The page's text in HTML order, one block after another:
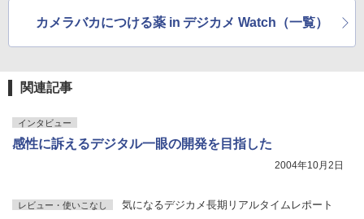
カメラバカにつける薬 in デジカメ Watch（一覧）
関連記事
インタビュー
感性に訴えるデジタル一眼の開発を目指した
2004年10月2日
レビュー・使いこなし 気になるデジカメ長期リアルタイムレポート